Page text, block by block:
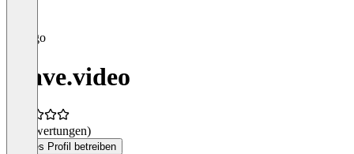
Wave.video
(0 Bewertungen)
Dieses Profil betreiben